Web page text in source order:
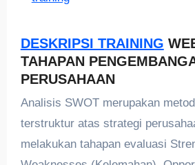
DESKRIPSI TRAINING
TAHAPAN
PERUSAHAAN
Analisis SWOT merupakan
terstruktur atas strategi
melakukan tahapan evaluasi